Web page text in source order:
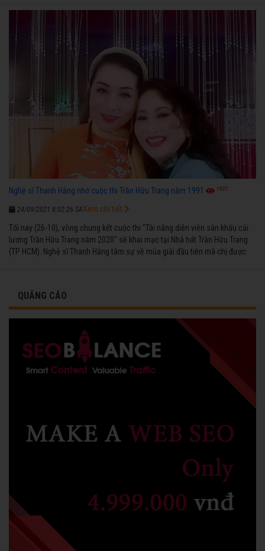
Nghệ sĩ Thanh Hằng nhớ cuộc thi Trần Hữu Trang năm 1991 1927
24/09/2021 8:02:26 SA
Tối nay (26-10), vòng chung kết cuộc thi "Tài năng diễn viên sân khấu cải
lương Trần Hữu Trang năm 2020" sẽ khai mạc tại Nhà hát Trần Hữu Trang
(TP HCM). Nghệ sĩ Thanh Hằng tâm sự về mùa giải đầu tiên mà chị được
Xem chi tiết
QUẢNG CÁO